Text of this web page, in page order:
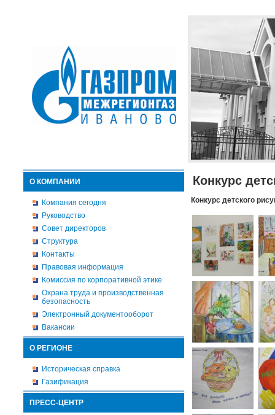
О КОМПАНИИ
Компания сегодня
Руководство
Совет директоров
Структура
Контакты
Правовая информация
Комиссия по корпоративной этике
Охрана труда и производственная
безопасность
Электронный документооборот
Вакансии
О РЕГИОНЕ
Историческая справка
Газификация
ПРЕСС-ЦЕНТР
Конкурс
Конкурс детского